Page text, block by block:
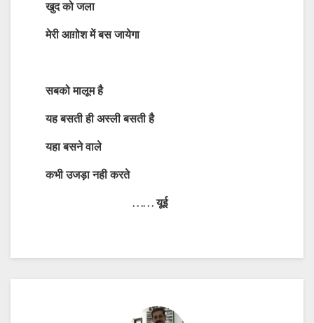
खुद को जला
मेरी आग़ोश में बस जायेगा
सबको मालूम है
यह बसती ही अस्ली बसती है
यहा बसने वाले
कभी उजड़ा नही करते
…… यूई